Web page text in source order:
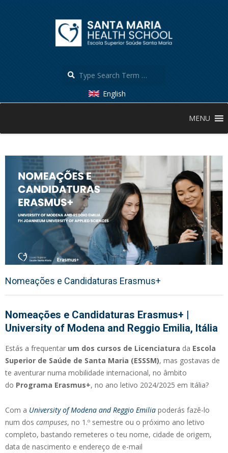
English
Menu
MENU
Nomeações e Candidaturas Erasmus+
Nomeações e Candidaturas Erasmus+ |
University of Modena and Reggio Emilia, Itália
Estás a frequentar um dos cursos de Licenciatura da Escola
Superior de Saúde de Santa Maria (ESSSM), mas gostavas de
te aventurar numa mobilidade internacional, no âmbito
do Programa Erasmus+, no ano letivo 2024/2025 em Itália?
Com a University of Modena and Reggio Emilia poderás fazê-lo
num dos campuses, no 1.º semestre ou o próximo ano letivo
completo, bastando remeteres o teu nome, cidade de origem,
data de nascimento e endereço de e-mail